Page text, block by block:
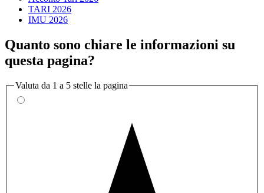
TARI 2026
IMU 2026
Quanto sono chiare le informazioni su
questa pagina?
Valuta da 1 a 5 stelle la pagina